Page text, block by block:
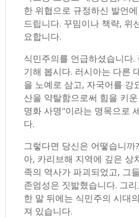
한 위협으로 규정하신 발언
드립니다. 꾸밈이나 책략, 위
요합니다.
식민주의를 언급하셨습니다
기해 봅시다. 러시아는 다른
을 노예로 삼고, 자국어를 강
산을 약탈함으로써 힘을 키
명화 사명"이라는 명목으로
다.
그렇다면 당신은 어떻습니까
아, 카리브해 지역에 깊은 상
족의 역사가 파괴되었고, 그
존엄성은 짓밟혔습니다. 그
한 말 뒤에는 식민주의 시대
져 있습니다.